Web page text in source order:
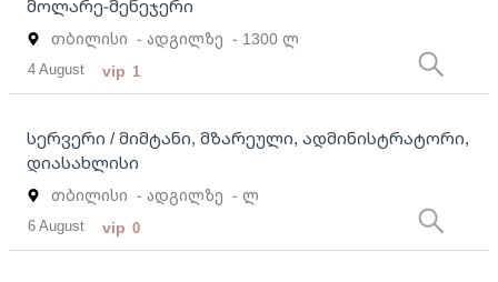
მოლარე-მენეჯერი
თბილისი - ადგილზე - 1300 ლ
4 August vip 1
სერვერი / მიმტანი, მზარეული, ადმინისტრატორი,
დიასახლისი
თბილისი - ადგილზე - ლ
6 August vip 0